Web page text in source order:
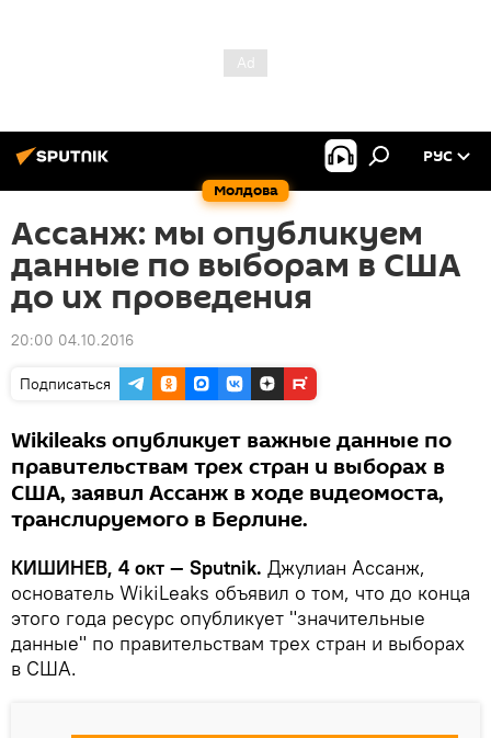
Молдова
РУС
Ассанж: мы опубликуем
данные по выборам в США
до их проведения
20:00 04.10.2016
Подписаться
Wikileaks опубликует важные данные по
правительствам трех стран и выборах в
США, заявил Ассанж в ходе видеомоста,
транслируемого в Берлине.
КИШИНЕВ, 4 окт — Sputnik. Джулиан Ассанж,
основатель WikiLeaks объявил о том, что до конца
этого года ресурс опубликует "значительные
данные" по правительствам трех стран и выборах
в США.